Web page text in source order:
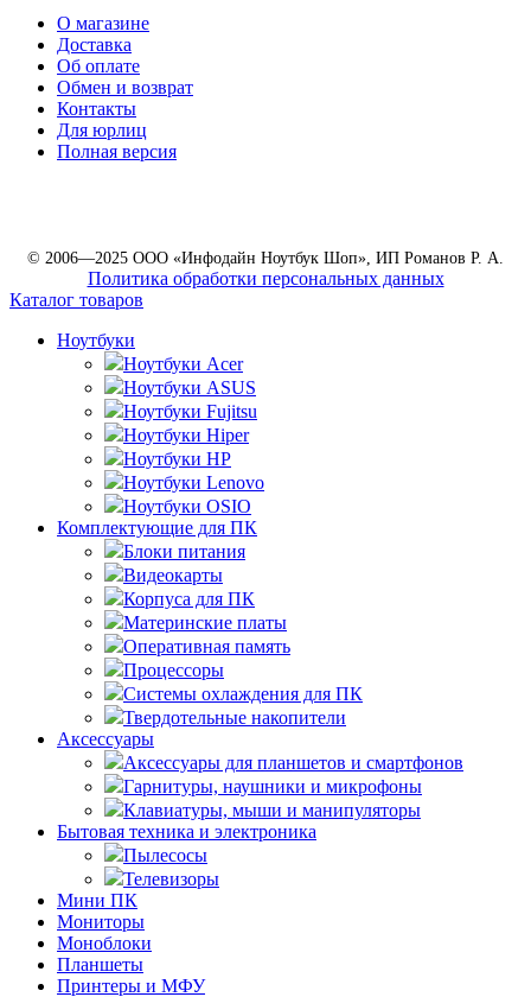
О магазине
Доставка
Об оплате
Обмен и возврат
Контакты
Для юрлиц
Полная версия
© 2006—2025 ООО «Инфодайн Ноутбук Шоп», ИП Романов Р. А.
Политика обработки персональных данных
Каталог товаров
Ноутбуки
Ноутбуки Acer
Ноутбуки ASUS
Ноутбуки Fujitsu
Ноутбуки Hiper
Ноутбуки HP
Ноутбуки Lenovo
Ноутбуки OSIO
Комплектующие для ПК
Блоки питания
Видеокарты
Корпуса для ПК
Материнские платы
Оперативная память
Процессоры
Системы охлаждения для ПК
Твердотельные накопители
Аксессуары
Аксессуары для планшетов и смартфонов
Гарнитуры, наушники и микрофоны
Клавиатуры, мыши и манипуляторы
Бытовая техника и электроника
Пылесосы
Телевизоры
Мини ПК
Мониторы
Моноблоки
Планшеты
Принтеры и МФУ